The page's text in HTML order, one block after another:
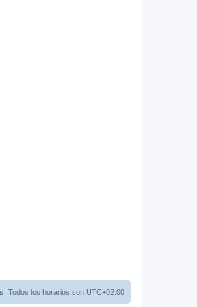
Todos los horarios son UTC+02:00